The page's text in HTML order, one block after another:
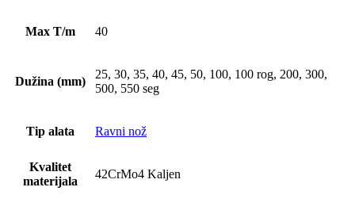
Max T/m 40
Dužina (mm)
25, 30, 35, 40, 45, 50, 100, 100 rog, 200, 300,
500, 550 seg
Tip alata Ravni nož
Kvalitet
materijala
42CrMo4 Kaljen